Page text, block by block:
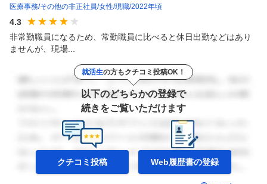
医療事務 その他の非正社員 女性 現職 2022年頃
4.3
非常勤職員になるため、常勤職員に比べると休日出勤などはあり
ませんが、現場...
就活生の方もクチコミ投稿OK！
以下のどちらかの登録で
続きをご覧いただけます
クチコミ投稿 Web履歴書の登録